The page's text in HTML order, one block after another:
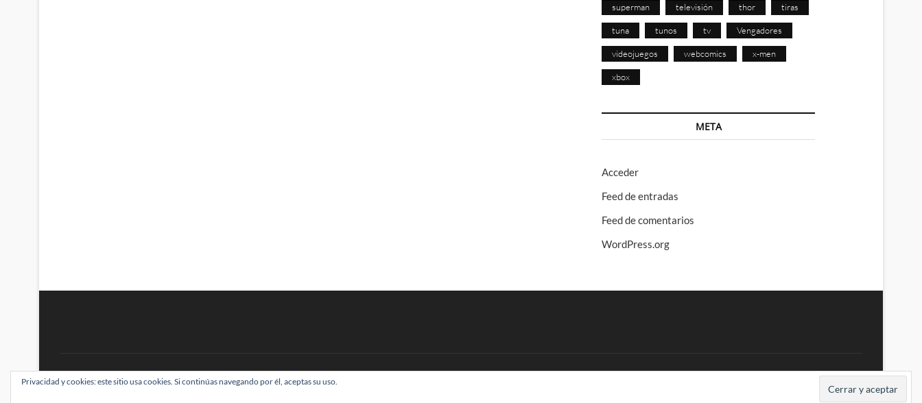
superman televisión thor tiras
tuna tunos tv Vengadores
videojuegos webcomics x-men
xbox
META
Acceder
Feed de entradas
Feed de comentarios
WordPress.org
BRAINSTOMPING| Diseñado por:Theme Freesia|WordPress| © Todos los derechos reservados
Privacidad y cookies: este sitio usa cookies. Si continúas navegando por él, aceptas su uso.